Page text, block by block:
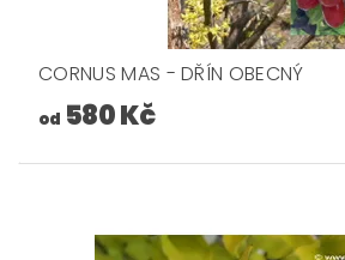
CORNUS MAS - DŘÍN OBECNÝ
od 580 Kč